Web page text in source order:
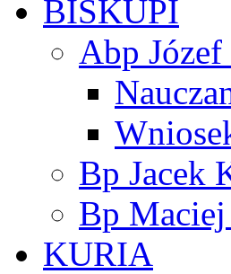
BISKUPI
Abp
Bp Jacek
Bp Maciej
KURIA